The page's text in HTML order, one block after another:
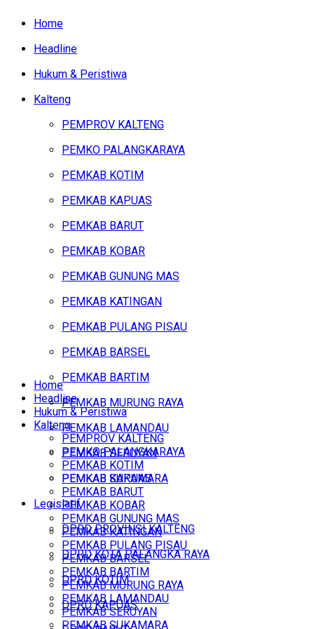
Home
Headline
Hukum & Peristiwa
Kalteng
PEMPROV KALTENG
PEMKO PALANGKARAYA
PEMKAB KOTIM
PEMKAB KAPUAS
PEMKAB BARUT
PEMKAB KOBAR
PEMKAB GUNUNG MAS
PEMKAB KATINGAN
PEMKAB PULANG PISAU
PEMKAB BARSEL
PEMKAB BARTIM
PEMKAB MURUNG RAYA
PEMKAB LAMANDAU
PEMKAB SERUYAN
PEMKAB SUKAMARA
Legislatif
DPRD PROVINSI KALTENG
DPRD KOTA PALANGKA RAYA
DPRD KOTIM
DPRD KAPUAS
Home
Headline
Hukum & Peristiwa
Kalteng
PEMPROV KALTENG
PEMKO PALANGKARAYA
PEMKAB KOTIM
PEMKAB KAPUAS
PEMKAB BARUT
PEMKAB KOBAR
PEMKAB GUNUNG MAS
PEMKAB KATINGAN
PEMKAB PULANG PISAU
PEMKAB BARSEL
PEMKAB BARTIM
PEMKAB MURUNG RAYA
PEMKAB LAMANDAU
PEMKAB SERUYAN
PEMKAB SUKAMARA